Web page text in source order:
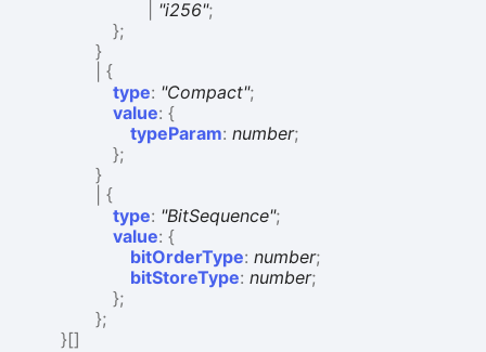
"i256";
};
}
{
type: "Compact";
value: {
typeParam: number;
};
}
{
type: "BitSequence";
value: {
bitOrderType: number;
bitStoreType: number;
};
};
}[]